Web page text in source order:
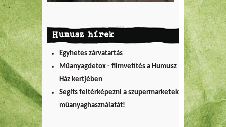
Humusz hírek
Egyhetes zárvatartás
Műanyagdetox - filmvetítés a Humusz
Ház kertjében
Segíts feltérképezni a szupermarketek
műanyaghasználatát!